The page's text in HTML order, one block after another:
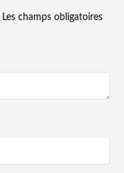
Les champs obligatoires